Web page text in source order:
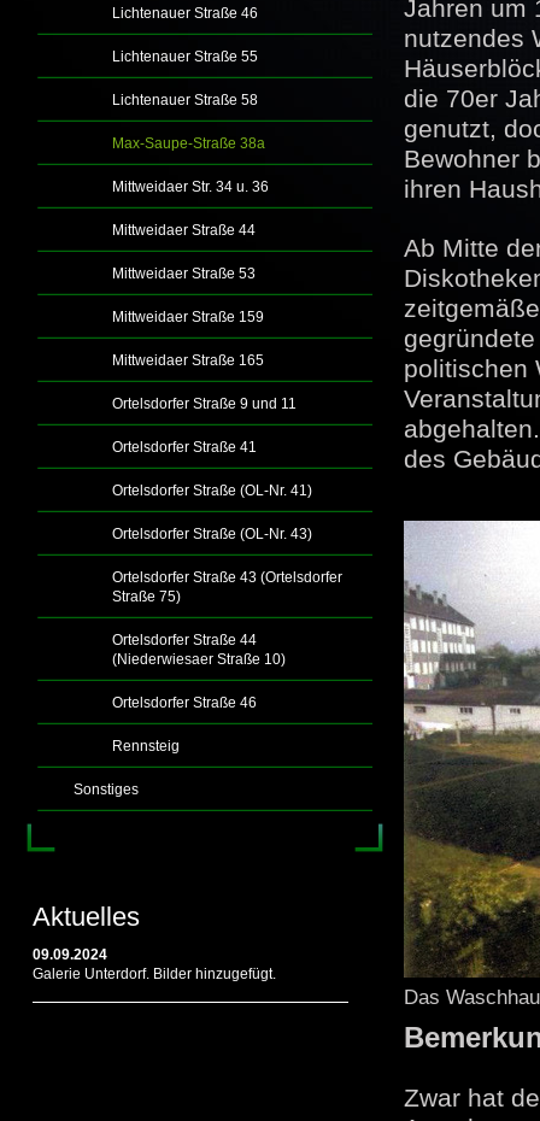
Lichtenauer Straße 46
Lichtenauer Straße 55
Lichtenauer Straße 58
Max-Saupe-Straße 38a
Mittweidaer Str. 34 u. 36
Mittweidaer Straße 44
Mittweidaer Straße 53
Mittweidaer Straße 159
Mittweidaer Straße 165
Ortelsdorfer Straße 9 und 11
Ortelsdorfer Straße 41
Ortelsdorfer Straße (OL-Nr. 41)
Ortelsdorfer Straße (OL-Nr. 43)
Ortelsdorfer Straße 43 (Ortelsdorfer
Straße 75)
Ortelsdorfer Straße 44
(Niederwiesaer Straße 10)
Ortelsdorfer Straße 46
Rennsteig
Sonstiges
Aktuelles
09.09.2024
Galerie Unterdorf. Bilder hinzugefügt.
Jahren um
nutzendes
die 70er
genutzt,
Bewohner
ihren
Ab Mitte
politischen
des
Das
Zwar hat